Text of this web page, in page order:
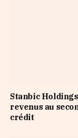
Stanbic
revenus au
crédit